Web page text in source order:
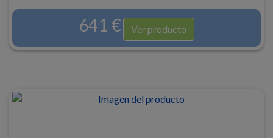
641 € Ver producto